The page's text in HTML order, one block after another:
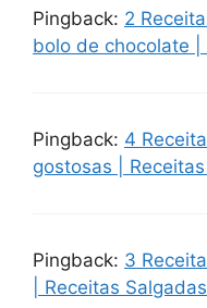
Pingback: 2
bolo de chocolate |
Pingback: 4
gostosas |
Pingback: 3
| Receitas Salgadas